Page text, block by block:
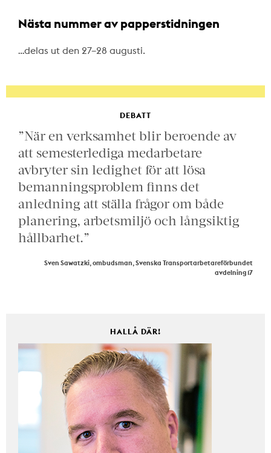
Nästa nummer av papperstidningen
…delas ut den 27–28 augusti.
DEBATT
”När en verksamhet blir beroende av
att semesterlediga medarbetare
avbryter sin ledighet för att lösa
bemanningsproblem finns det
anledning att ställa frågor om både
planering, arbetsmiljö och långsiktig
hållbarhet.”
Sven Sawatzki, ombudsman, Svenska Transportarbetareförbundet
avdelning 17
HALLÅ DÄR!